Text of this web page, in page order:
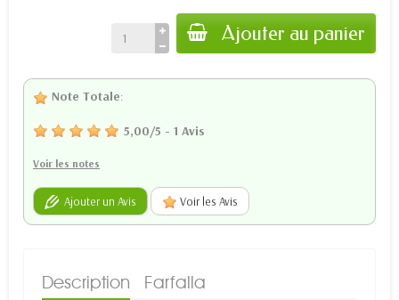
Ajouter au panier
Note Totale:
5,00/5 - 1 Avis
Voir les notes
Ajouter un Avis Voir les Avis
Description
Farfalla